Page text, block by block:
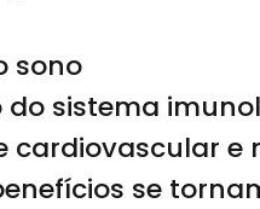
sono
sistema
cardiovascular e
se